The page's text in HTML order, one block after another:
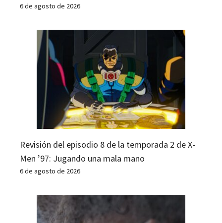
6 de agosto de 2026
Revisión del episodio 8 de la temporada 2 de X-
Men ’97: Jugando una mala mano
6 de agosto de 2026